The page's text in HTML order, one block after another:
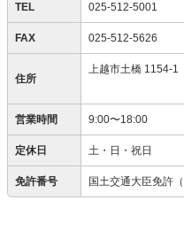
TEL 025-512-5001
FAX 025-512-5626
住所
上越市土橋 1154-1
営業時間 9:00〜18:00
定休日 土・日・祝日
免許番号 国土交通大臣免許